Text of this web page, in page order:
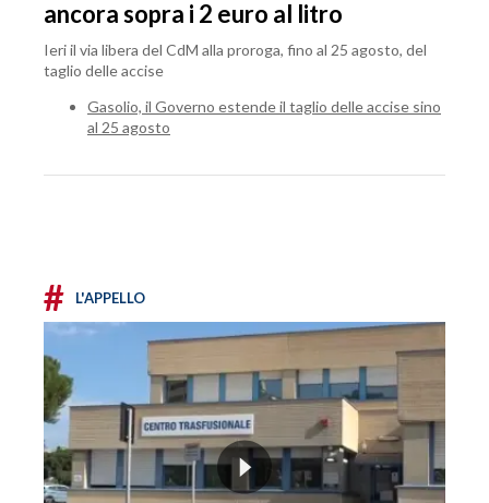
ancora sopra i 2 euro al litro
Ieri il via libera del CdM alla proroga, fino al 25 agosto, del
taglio delle accise
Gasolio, il Governo estende il taglio delle accise sino
al 25 agosto
# L'APPELLO